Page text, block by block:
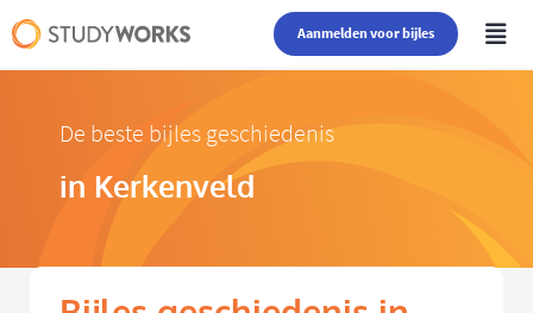
Aanmelden voor bijles
De beste bijles geschiedenis
in Kerkenveld